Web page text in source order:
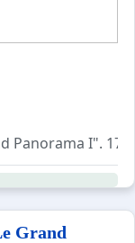
Panorama I".
Grand